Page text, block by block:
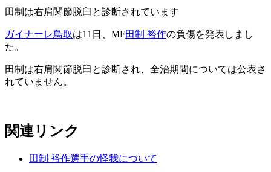
田制は右肩関節脱臼と診断されています
ガイナーレ鳥取は11日、MF田制 裕作の負傷を発表しまし
た。
田制は右肩関節脱臼と診断され、全治期間については公表さ
れていません。
関連リンク
田制 裕作選手の怪我について